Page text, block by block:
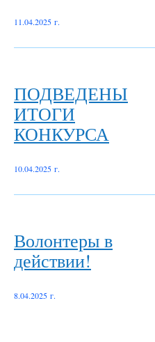
11.04.2025 г.
ПОДВЕДЕНЫ
ИТОГИ
КОНКУРСА
10.04.2025 г.
Волонтеры в
действии!
8.04.2025 г.